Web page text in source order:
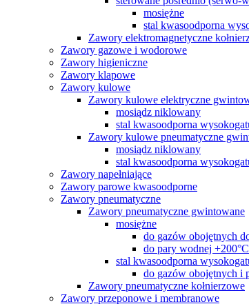
mosiężne
stal kwasoodporna
Zawory elektromagnetyczne
Zawory gazowe i wodorowe
Zawory higieniczne
Zawory klapowe
Zawory kulowe
Zawory kulowe elektryczne
mosiądz niklowany
stal kwasoodporna
Zawory kulowe pneumatyczne
mosiądz niklowany
stal kwasoodporna
Zawory napełniające
Zawory parowe kwasoodporne
Zawory pneumatyczne
Zawory pneumatyczne gwintowane
mosiężne
do gazów obojętnych
do pary wodnej
stal kwasoodporna
do gazów obojętnych i
Zawory pneumatyczne kołnierzowe
Zawory przeponowe i membranowe